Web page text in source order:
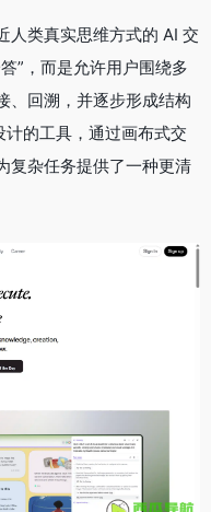
人类真实思维方式的 AI 交
”，而是允许用户围绕多
、回溯，并逐步形成结构
的工具，通过画布式交
复杂任务提供了一种更清